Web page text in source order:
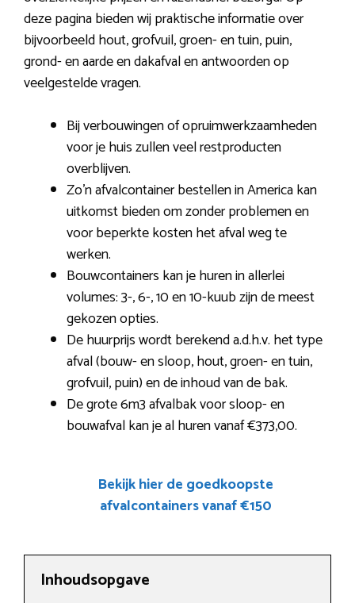
deze pagina bieden wij praktische informatie over
bijvoorbeeld hout, grofvuil, groen- en tuin, puin,
grond- en aarde en dakafval en antwoorden op
veelgestelde vragen.
Bij verbouwingen of opruimwerkzaamheden
voor je huis zullen veel restproducten
overblijven.
Zo’n afvalcontainer bestellen in America kan
uitkomst bieden om zonder problemen en
voor beperkte kosten het afval weg te
werken.
Bouwcontainers kan je huren in allerlei
volumes: 3-, 6-, 10 en 10-kuub zijn de meest
gekozen opties.
De huurprijs wordt berekend a.d.h.v. het type
afval (bouw- en sloop, hout, groen- en tuin,
grofvuil, puin) en de inhoud van de bak.
De grote 6m3 afvalbak voor sloop- en
bouwafval kan je al huren vanaf €373,00.
Bekijk hier de goedkoopste
afvalcontainers vanaf €150
Inhoudsopgave